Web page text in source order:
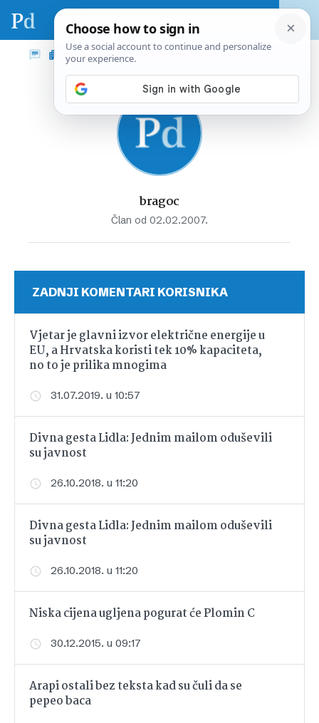
bragoc
Član od 02.02.2007.
ZADNJI KOMENTARI KORISNIKA
Vjetar je glavni izvor električne energije u
EU, a Hrvatska koristi tek 10% kapaciteta,
no to je prilika mnogima
31.07.2019. u 10:57
Divna gesta Lidla: Jednim mailom oduševili
su javnost
26.10.2018. u 11:20
Divna gesta Lidla: Jednim mailom oduševili
su javnost
26.10.2018. u 11:20
Niska cijena ugljena pogurat će Plomin C
30.12.2015. u 09:17
Arapi ostali bez teksta kad su čuli da se
pepeo baca